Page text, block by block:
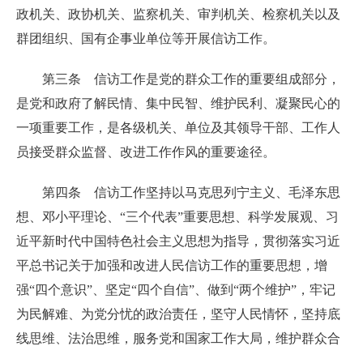
政机关、政协机关、监察机关、审判机关、检察机关以及
群团组织、国有企事业单位等开展信访工作。
第三条 信访工作是党的群众工作的重要组成部分，
是党和政府了解民情、集中民智、维护民利、凝聚民心的
一项重要工作，是各级机关、单位及其领导干部、工作人
员接受群众监督、改进工作作风的重要途径。
第四条 信访工作坚持以马克思列宁主义、毛泽东思
想、邓小平理论、“三个代表”重要思想、科学发展观、习
近平新时代中国特色社会主义思想为指导，贯彻落实习近
平总书记关于加强和改进人民信访工作的重要思想，增
强“四个意识”、坚定“四个自信”、做到“两个维护”，牢记
为民解难、为党分忧的政治责任，坚守人民情怀，坚持底
线思维、法治思维，服务党和国家工作大局，维护群众合